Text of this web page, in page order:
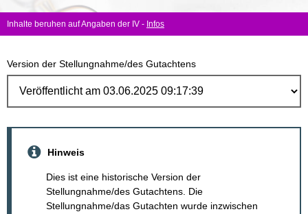
Inhalte beruhen auf Angaben der IV - Infos
Version der Stellungnahme/des Gutachtens
Hinweis
Dies ist eine historische Version der
Stellungnahme/des Gutachtens. Die
Stellungnahme/das Gutachten wurde inzwischen